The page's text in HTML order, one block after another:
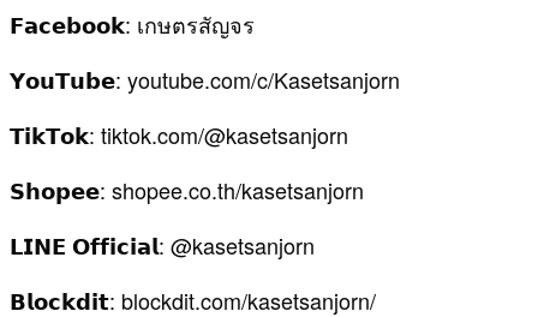
แสงแดดธรรมชาติช่วยสร้างวิตามินดี และกระตุ้นการ
สร้างไข่แดง ทำให้ไก่มีสุขภาพดีและไข่คุณภาพดีขึ้น
เลี้ยงให้เข้ากับอากาศเย็น ไม่ว่าจะเป็นการจัดแสงให้เพียง
อาหาร และลดความเครียดของฝูง ไก่พื้นเมืองของเราก็
จะยังแข็งแรง ไข่ดกต่อเนื่องไม่แพ้ฤดูไหน ๆ แถมยังช่วย
ด้วยครับ